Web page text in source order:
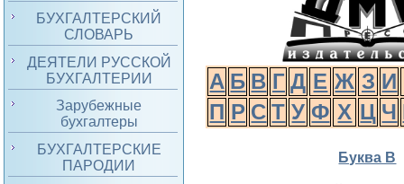
БУХГАЛТЕРСКИЙ
СЛОВАРЬ
ДЕЯТЕЛИ РУССКОЙ
БУХГАЛТЕРИИ
Зарубежные
бухгалтеры
БУХГАЛТЕРСКИЕ
ПАРОДИИ
А Б В Г Д Е Ж З И
П Р С Т У Ф Х Ц Ч
Буква В